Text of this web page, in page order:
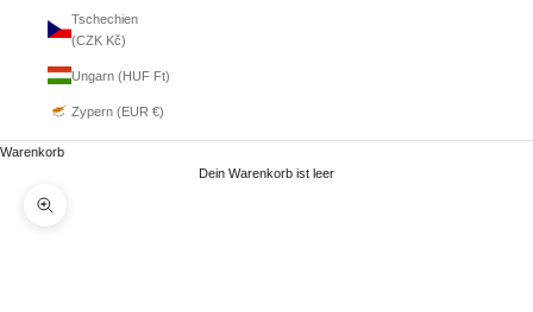
Tschechien
(CZK Kč)
Ungarn (HUF Ft)
Zypern (EUR €)
Warenkorb
Dein Warenkorb ist leer
Bild vergrößern